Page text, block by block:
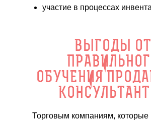
участие в процессах
ВЫГОДЫ ОТ
ОБУЧЕНИЯ
Торговым компаниям, которые